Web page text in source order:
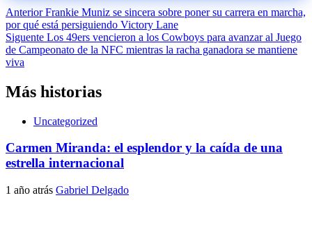
Navegación
de
entradas
AnteriorFrankie Muniz se sincera sobre poner su carrera en marcha,
por qué está persiguiendo Victory Lane
Siguente Los 49ers vencieron a los Cowboys para avanzar al Juego
de Campeonato de la NFC mientras la racha ganadora se mantiene
viva
Más historias
Uncategorized
Carmen Miranda: el esplendor y la caída de una
estrella internacional
1 año atrás Gabriel Delgado